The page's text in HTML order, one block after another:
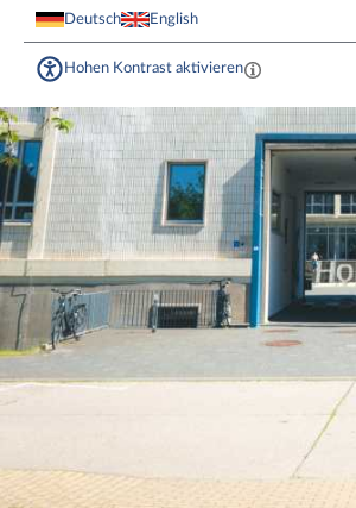
Deutsch English
Hohen Kontrast aktivieren